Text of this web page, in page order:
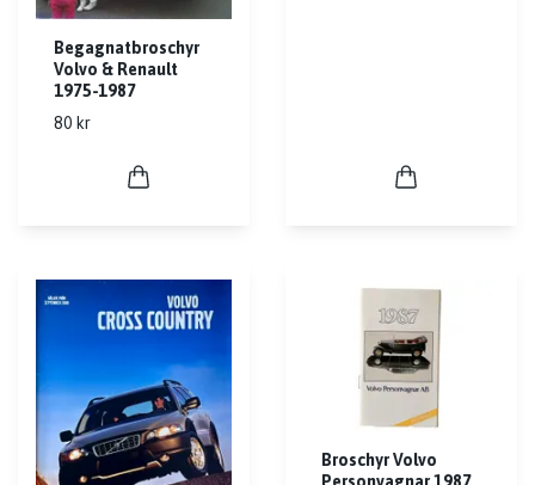
Begagnatbroschyr
Volvo & Renault
1975-1987
80 kr
Broschyr Volvo